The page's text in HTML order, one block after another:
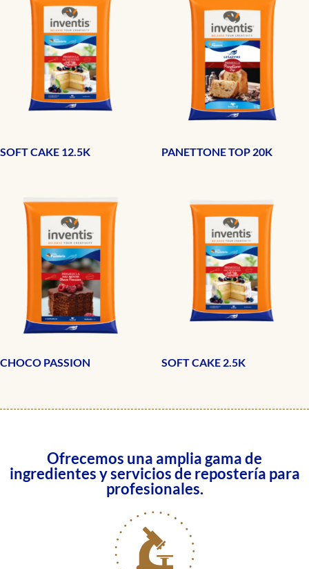
SOFT CAKE 12.5K PANETTONE TOP 20K
CHOCO PASSION SOFT CAKE 2.5K
Ofrecemos una amplia gama de
ingredientes y servicios de repostería para
profesionales.